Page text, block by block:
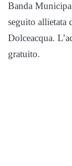
Banda
seguito allietata
Dolceacqua.
gratuito.